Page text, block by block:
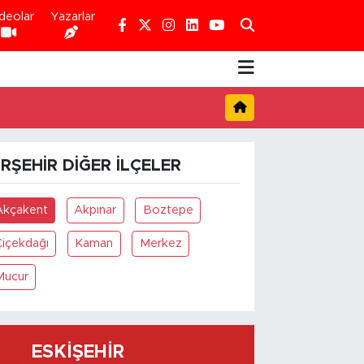
Yazarlar
DIĞER İLÇELER
Akpınar Boztepe
Kaman Merkez
ESKIŞEHIR